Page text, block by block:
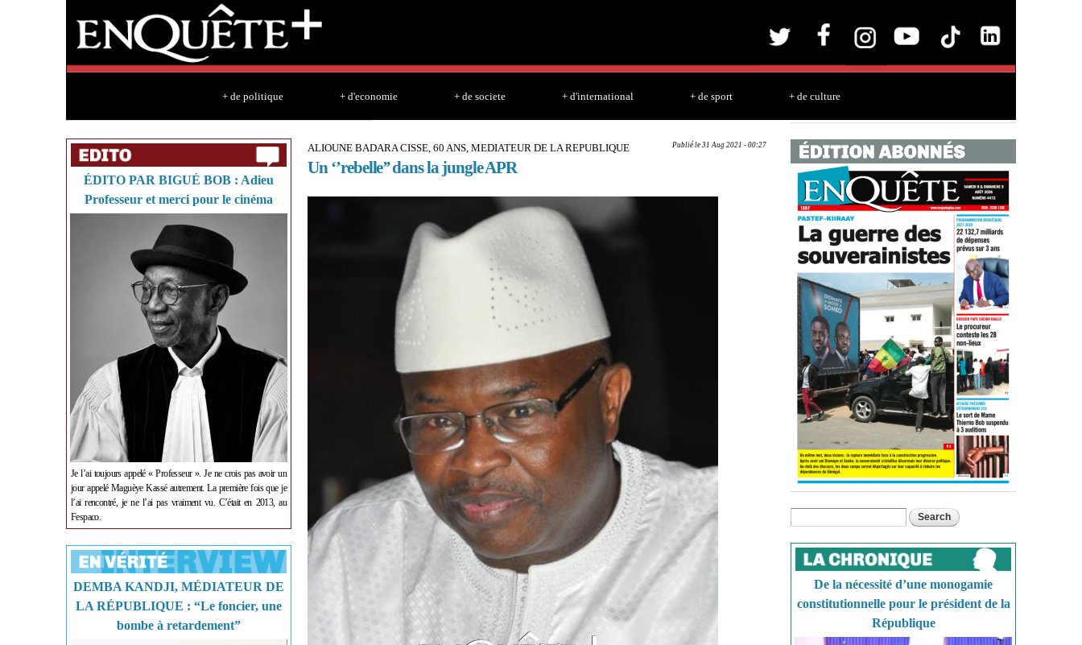
+ de politique + d'economie + de societe + d'international + de sport + de culture
ÉDITO PAR BIGUÉ BOB : Adieu
Professeur et merci pour le cinéma
Je l’ai toujours appelé « Professeur ». Je ne crois pas avoir un
jour appelé Maguèye Kassé autrement. La première fois que je
l’ai rencontré, je ne l’ai pas vraiment vu. C’était en 2013, au
Fespaco.
DEMBA KANDJI, MÉDIATEUR DE
LA RÉPUBLIQUE : “Le foncier, une
bombe à retardement”
Publié le 31 Aug 2021 - 00:27
ALIOUNE BADARA CISSE, 60 ANS, MEDIATEUR DE LA REPUBLIQUE
Un ‘’rebelle’’ dans la jungle APR
Search form
De la nécessité d’une monogamie
constitutionnelle pour le président de la
République